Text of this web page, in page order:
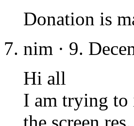
Donation is
nim · 9.
Hi all
I am trying to
the screen